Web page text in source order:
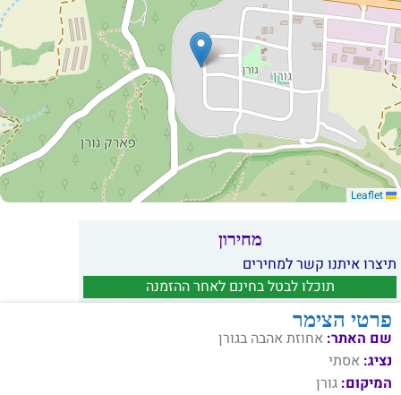
מחירון
תיצרו איתנו קשר למחירים
תוכלו לבטל בחינם לאחר ההזמנה
פרטי הצימר
שם האתר: אחוזת אהבה בגורן
נציג: אסתי
המיקום: גורן